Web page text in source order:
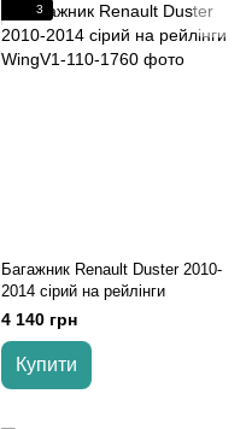
3
Багажник Renault Duster 2010-
2014 cірий на рейлінги
4 140 грн
Купити